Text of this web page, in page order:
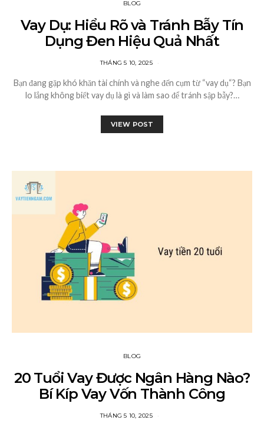
BLOG
Vay Dụ: Hiểu Rõ và Tránh Bẫy Tín
Dụng Đen Hiệu Quả Nhất
THÁNG 5 10, 2025
Bạn đang gặp khó khăn tài chính và nghe đến cụm từ “vay dụ“? Bạn
lo lắng không biết vay dụ là gì và làm sao để tránh sập bẫy?…
VIEW POST
BLOG
20 Tuổi Vay Được Ngân Hàng Nào?
Bí Kíp Vay Vốn Thành Công
THÁNG 5 10, 2025